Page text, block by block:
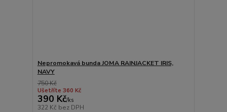
Nepromokavá bunda JOMA RAINJACKET IRIS,
NAVY
750 Kč
Ušetříte 360 Kč
390 Kč/ks
322 Kč bez DPH